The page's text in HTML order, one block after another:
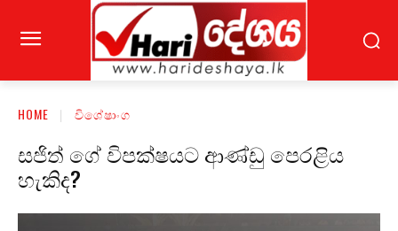
HOME විශේෂාංග
සජිත් ගේ විපක්ෂයට ආණ්ඩු පෙරළිය
හැකිද?